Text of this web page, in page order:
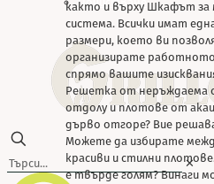
✕
както и върху Шкафът за
система. Всички имат
размери, което ви
организирате
спрямо вашите
Решетка от неръждаема
отдолу и плотове от
дърво отгоре? Вие
Можете да избирате
красиви и стилни
е твърде голям? Винаги